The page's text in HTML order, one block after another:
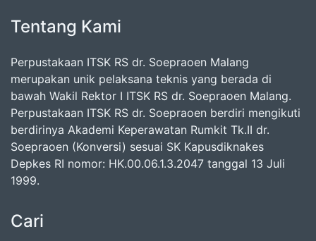
Tentang Kami
Perpustakaan ITSK RS dr. Soepraoen Malang
merupakan unik pelaksana teknis yang berada di
bawah Wakil Rektor I ITSK RS dr. Soepraoen Malang.
Perpustakaan ITSK RS dr. Soepraoen berdiri mengikuti
berdirinya Akademi Keperawatan Rumkit Tk.II dr.
Soepraoen (Konversi) sesuai SK Kapusdiknakes
Depkes RI nomor: HK.00.06.1.3.2047 tanggal 13 Juli
1999.
Cari